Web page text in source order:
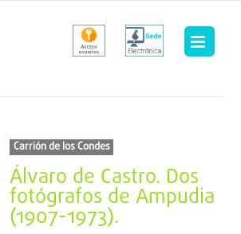
Carrión de los Condes
Álvaro de Castro. Dos
fotógrafos de Ampudia
(1907-1973).